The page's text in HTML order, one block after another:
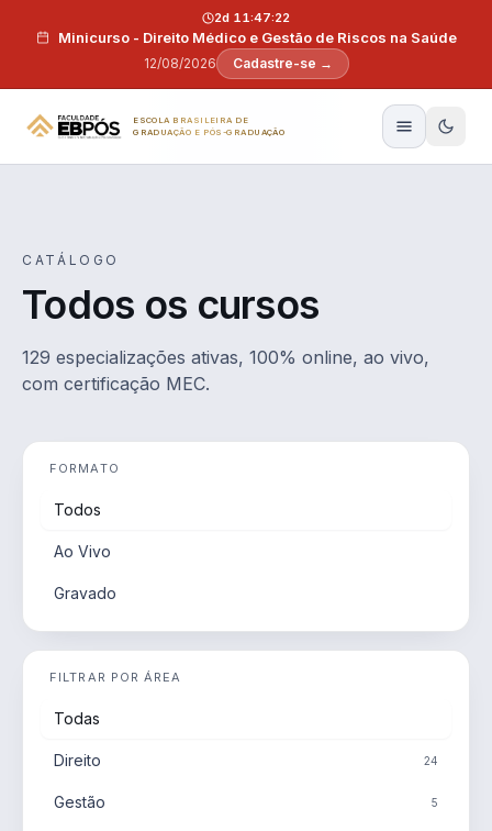
Minicurso - Direito Médico e Gestão de Riscos na Saúde
12/08/2026
2d 11:47:21
Cadastre-se →
ESCOLA BRASILEIRA DE
GRADUAÇÃO E PÓS-GRADUAÇÃO
CATÁLOGO
Todos os cursos
129 especializações ativas, 100% online, ao vivo,
com certificação MEC.
FORMATO
Todos
Ao Vivo
Gravado
FILTRAR POR ÁREA
Todas
Direito 24
Gestão 5